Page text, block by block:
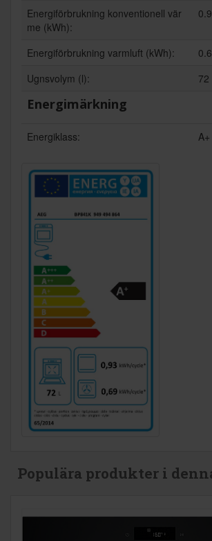
Energiförbrukning konventionell vär
me (kWh):
Energiförbrukning varmluft (kWh):
Ugnsvolym (l):
72
Energimärkning
Energiklass: A+
Populära produkter i